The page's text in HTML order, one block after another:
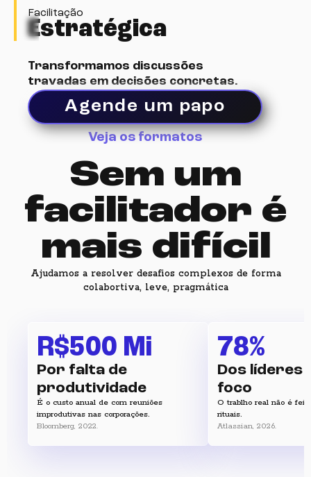
Facilitação
Estratégica
Transformamos discussões
travadas em decisões concretas.
Agende um papo
Veja os formatos
Sem um
facilitador é
mais difícil
Ajudamos a resolver desafios complexos de forma
colabortiva, leve, pragmática
R$500 Mi
Por falta de
produtividade
É o custo anual de com reuniões
improdutivas nas corporações.
Bloomberg, 2022.
78%
Dos líderes
foco
O trablho real não é
rituais.
Atlassian, 2026.